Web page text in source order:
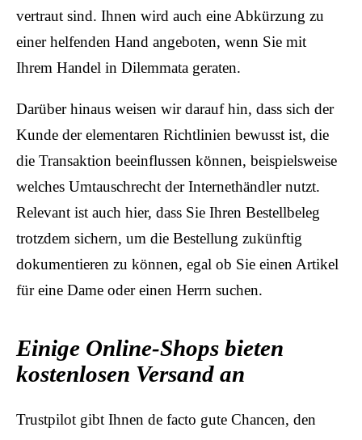
vertraut sind. Ihnen wird auch eine Abkürzung zu
einer helfenden Hand angeboten, wenn Sie mit
Ihrem Handel in Dilemmata geraten.
Darüber hinaus weisen wir darauf hin, dass sich der
Kunde der elementaren Richtlinien bewusst ist, die
die Transaktion beeinflussen können, beispielsweise
welches Umtauschrecht der Internethändler nutzt.
Relevant ist auch hier, dass Sie Ihren Bestellbeleg
trotzdem sichern, um die Bestellung zukünftig
dokumentieren zu können, egal ob Sie einen Artikel
für eine Dame oder einen Herrn suchen.
Einige Online-Shops bieten
kostenlosen Versand an
Trustpilot gibt Ihnen de facto gute Chancen, den